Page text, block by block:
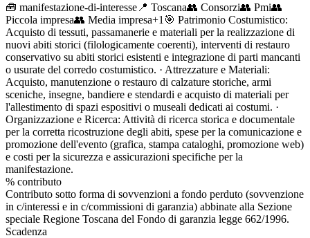
🧰 manifestazione-di-interesse 📍 Toscana👥 Consorzi👥 Pmi👥
Piccola impresa👥 Media impresa+1 🎯 Patrimonio Costumistico:
Acquisto di tessuti, passamanerie e materiali per la realizzazione di
nuovi abiti storici (filologicamente coerenti), interventi di restauro
conservativo su abiti storici esistenti e integrazione di parti mancanti
o usurate del corredo costumistico. · Attrezzature e Materiali:
Acquisto, manutenzione o restauro di calzature storiche, armi
sceniche, insegne, bandiere e stendardi e acquisto di materiali per
l'allestimento di spazi espositivi o museali dedicati ai costumi. ·
Organizzazione e Ricerca: Attività di ricerca storica e documentale
per la corretta ricostruzione degli abiti, spese per la comunicazione e
promozione dell'evento (grafica, stampa cataloghi, promozione web)
e costi per la sicurezza e assicurazioni specifiche per la
manifestazione.
% contributo
Contributo sotto forma di sovvenzioni a fondo perduto (sovvenzione
in c/interessi e in c/commissioni di garanzia) abbinate alla Sezione
speciale Regione Toscana del Fondo di garanzia legge 662/1996.
Scadenza